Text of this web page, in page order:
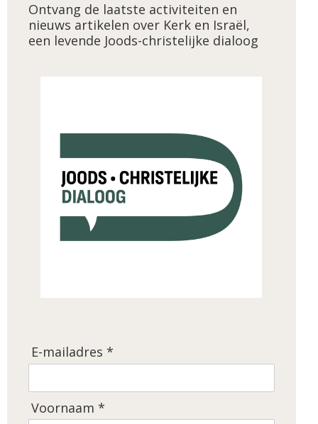
Ontvang de laatste activiteiten en
nieuws artikelen over Kerk en Israël,
een levende Joods-christelijke dialoog
E-mailadres *
Voornaam *